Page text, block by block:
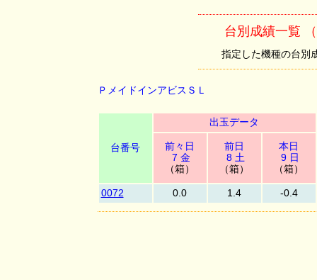
台別成績一覧
指定した機種の台別
ＰメイドインアビスＳＬ
台番号
出玉データ
前々日
7 金
（箱）
前日
8 土
（箱）
本日
9 日
（箱）
0072 0.0 1.4 -0.4